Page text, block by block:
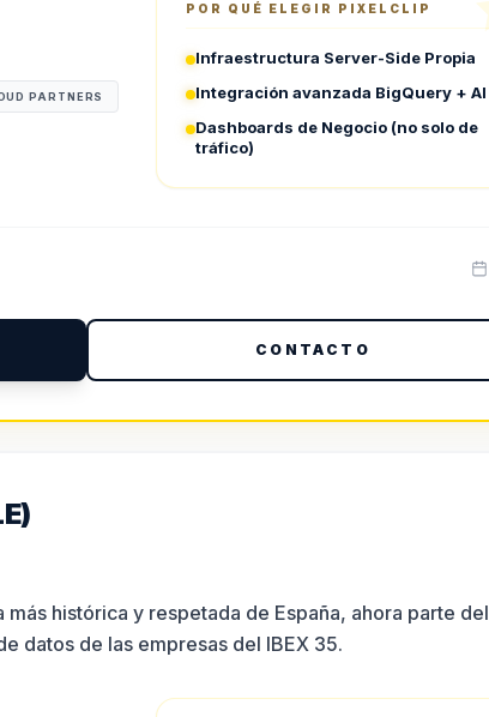
PARTNERS
POR QUÉ ELEGIR PIXELCLIP
Infraestructura Server-Side Propia
Integración avanzada BigQuery + AI
Dashboards de Negocio (no solo de
tráfico)
CONTACTO
histórica y respetada de España, ahora parte del
datos de las empresas del IBEX 35.